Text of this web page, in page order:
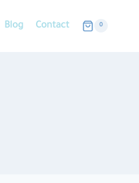
Blog Contact 0